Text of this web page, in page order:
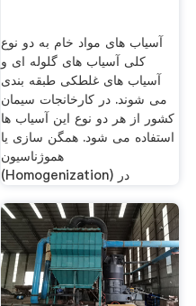
آسیاب های مواد خام به دو نوع
کلی آسیاب های گلوله ای و
آسیاب های غلطکی طبقه بندی
می شوند. در کارخانجات سیمان
کشور از هر دو نوع این آسیاب ها
استفاده می شود. همگن سازی یا
هموژناسیون
(Homogenization) در